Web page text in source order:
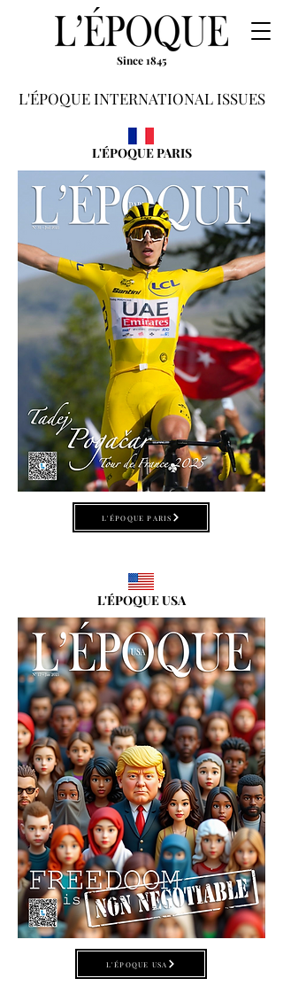
Since 1845
L'ÉPOQUE INTERNATIONAL ISSUES
L'ÉPOQUE PARIS
L'ÉPOQUE PARIS
L'ÉPOQUE USA
L'ÉPOQUE USA